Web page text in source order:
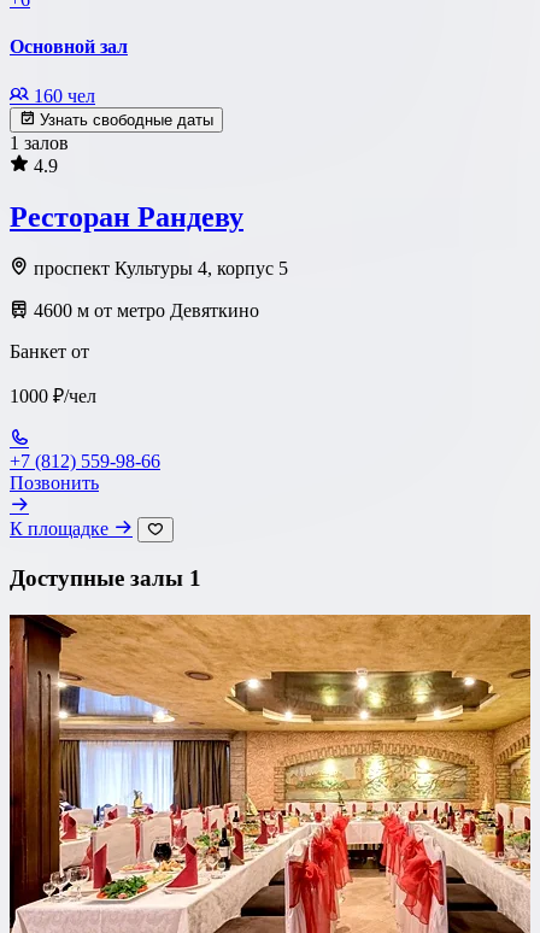
Основной зал
160 чел
Узнать свободные даты
1 залов
4.9
Ресторан Рандеву
проспект Культуры 4, корпус 5
4600 м от метро Девяткино
Банкет от
1000 ₽/чел
+7 (812) 559-98-66
Позвонить
К площадке
Доступные залы 1